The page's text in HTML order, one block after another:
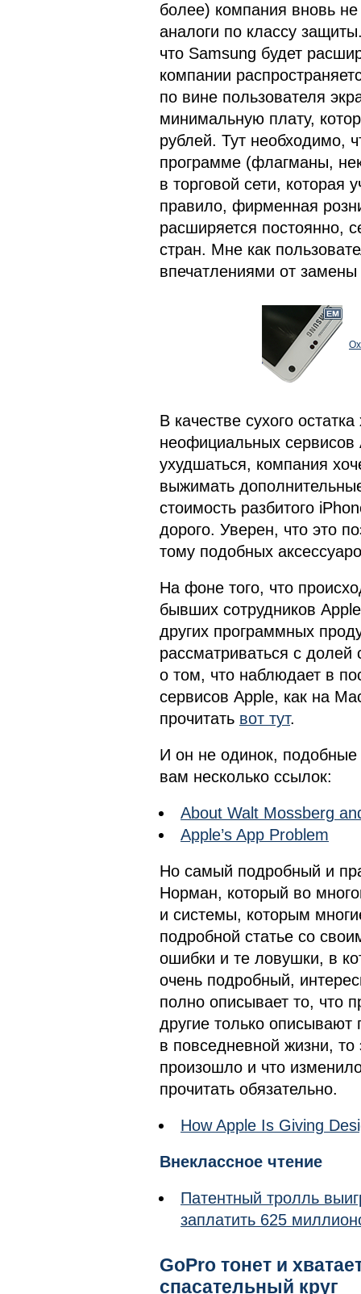
более) компания вновь
аналоги по классу
что Samsung будет
компании
по вине пользователя
минимальную плату,
рублей. Тут необходимо,
программе (флагманы,
в торговой сети, которая
правило, фирменная
расширяется постоянно,
стран. Мне как
впечатлениями от
В качестве сухого
неофициальных сервисов
ухудшаться, компания
выжимать
стоимость разбитого
дорого. Уверен, что это
тому подобных
На фоне того, что
бывших сотрудников
других программных
рассматриваться с
о том, что наблюдает в
сервисов Apple, как на
прочитать вот тут.
И он не одинок,
вам несколько ссылок:
About Walt Mossberg
Apple’s App Problem
Но самый подробный и
Норман, который во
и системы, которым
подробной статье со
ошибки и те ловушки, в
очень подробный,
полно описывает то, что
другие только описывают
в повседневной жизни, то
произошло и что
прочитать обязательно.
How Apple Is Giving
Внеклассное чтение
Патентный тролль
заплатить 625
GoPro тонет и
спасательный круг